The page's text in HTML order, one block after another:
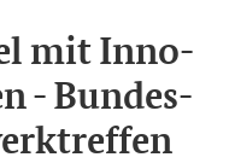
mit In­no­
- Bun­des­